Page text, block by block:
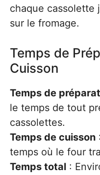
chaque cassolette
sur le fromage.
Temps de
Cuisson
Temps de
le temps de tout
cassolettes.
Temps de cuisson
temps où le four
Temps total :